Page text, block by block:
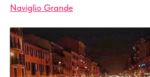
Naviglio Grande